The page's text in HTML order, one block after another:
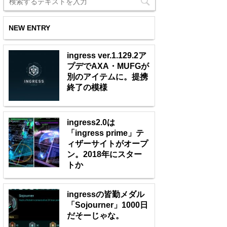
NEW ENTRY
ingress ver.1.129.2ア
プデでAXA・MUFGが
別のアイテムに。提携
終了の模様
ingress2.0は
「ingress prime」テ
ィザーサイトがオープ
ン。2018年にスター
トか
ingressの皆勤メダル
「Sojourner」1000日
だそーじゃな。